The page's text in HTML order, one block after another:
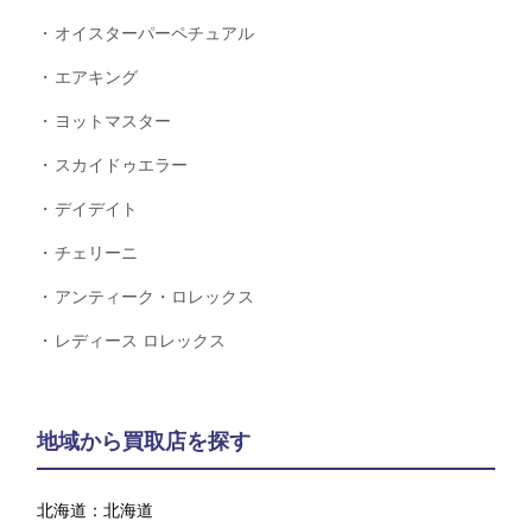
オイスターパーペチュアル
エアキング
ヨットマスター
スカイドゥエラー
デイデイト
チェリーニ
アンティーク・ロレックス
レディース ロレックス
地域から買取店を探す
北海道：北海道